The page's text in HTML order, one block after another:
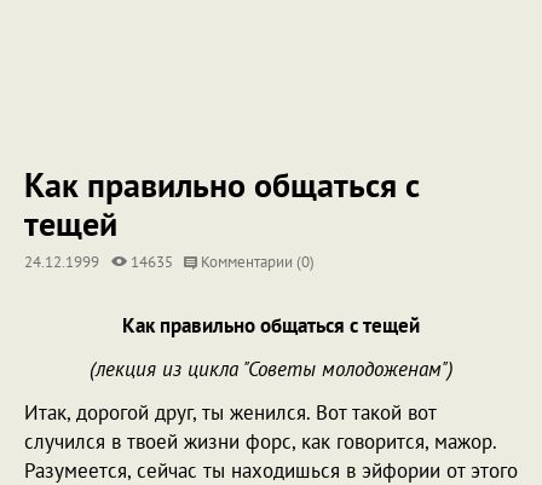
Как правильно общаться с
тещей
24.12.1999 14635 Комментарии (0)
Как правильно общаться с тещей
(лекция из цикла "Советы молодоженам")
Итак, дорогой друг, ты женился. Вот такой вот
случился в твоей жизни форс, как говорится, мажор.
Разумеется, сейчас ты находишься в эйфории от этого